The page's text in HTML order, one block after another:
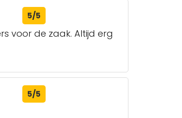
5/5
voor de zaak. Altijd erg
5/5